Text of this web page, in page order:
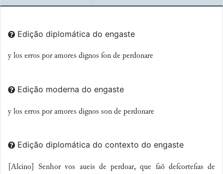
Edição diplomática do engaste
y los erros por amores dignos ſon de perdonare
Edição moderna do engaste
y los erros por amores dignos son de perdonare
Edição diplomática do contexto do engaste
[Alcino] Senhor vos aueis de perdoar, que ſaõ deſcorteſias de